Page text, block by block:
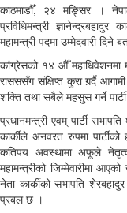
काठमाडौँ, २४ मङ्सिर ।
प्रविधिमन्त्री
महामन्त्री पदमा उम्मेदवारी दिने
कांग्रेसको १४ औँ महाधिवेशनमा
रासससँग संक्षिप्त कुरा गर्र्दै
शक्ति तथा सबैले महसुस गर्ने
प्रधानमन्त्री एवम् पार्टी
कार्कीले अनवरत रुपमा
कतिपय अवस्थामा अफूले
महामन्त्रीको जिम्मेवारीमा
नेता कार्कीको सभापति
प्रबल छ ।